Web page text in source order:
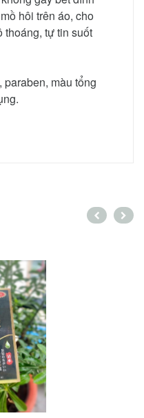
hôi trên áo, cho
thoáng, tự tin suốt
màu tổng